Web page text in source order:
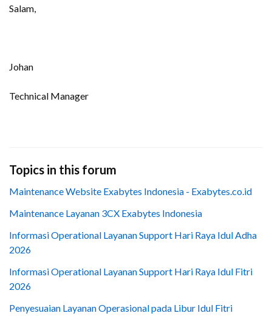
Salam,
Johan
Technical Manager
Topics in this forum
Maintenance Website Exabytes Indonesia - Exabytes.co.id
Maintenance Layanan 3CX Exabytes Indonesia
Informasi Operational Layanan Support Hari Raya Idul Adha
2026
Informasi Operational Layanan Support Hari Raya Idul Fitri
2026
Penyesuaian Layanan Operasional pada Libur Idul Fitri